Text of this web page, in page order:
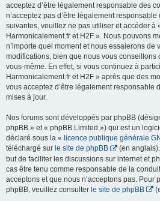
acceptez d’être légalement responsable des
n’acceptez pas d’être légalement
suivantes, veuillez ne pas utiliser et accéder à
Harmonicalement.fr et H2F ». Nous pouvons
n’importe quel moment et nous essaierons de
modifications, bien que nous vous conseillons
vous-même. En effet, si vous continuez à
Harmonicalement.fr et H2F » après que des
vous acceptez d’être légalement responsable
mises à jour.
Nos forums sont développés par phpBB
phpBB » et « phpBB Limited ») qui est un
déclaré sous la « licence publique générale
téléchargé sur le site de phpBB
(en
but de faciliter les discussions sur internet et
cas être tenu comme responsable de la
acceptons et que nous n’acceptons pas. Pour
phpBB, veuillez consulter le site de phpBB